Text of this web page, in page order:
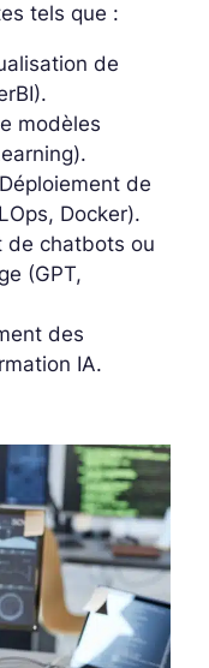
tels que :
de
modèles
de
Docker).
de chatbots ou
(GPT,
des
IA.